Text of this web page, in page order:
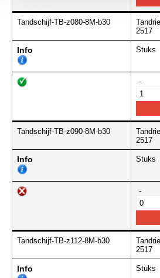
Tandschijf-TB-z080-8M-b30
2517
Info Stuks
-
Tandschijf-TB-z090-8M-b30
2517
Info Stuks
-
Tandschijf-TB-z112-8M-b30
2517
Info Stuks